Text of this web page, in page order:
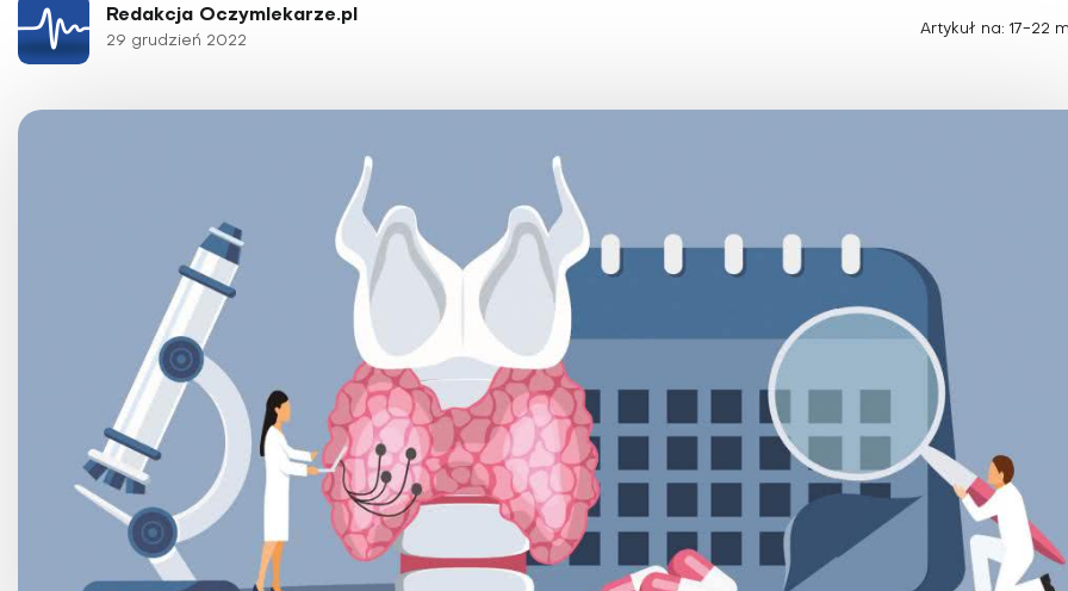
Choroby kobiece
Redakcja Oczymlekarze.pl
29 grudzień 2022
Artykuł na: 17-22